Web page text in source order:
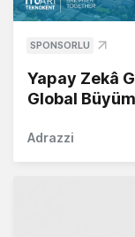
SPONSORLU
Yapay Zekâ
Global
Adrazzi